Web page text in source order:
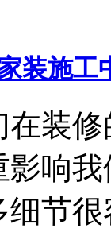
装施工
装
响
节